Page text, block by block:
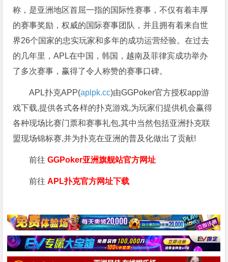
称，是亚洲地区首屈一指的国际性赛事，不仅有着丰厚
的赛事奖励，权威的国际赛事团队，并且拥有着来自世
界26个国家的忠实玩家和多年的成功运营经验。在过去
的几年里，APL在中国，韩国，越南及菲律宾成功举办
了多次赛事，赢得了令人称赞的赛事口碑。
APL扑克APP(aplpk.cc)由GGPoker官方授权app游
戏下载,提供各式各样的扑克游戏,为玩家们提供机会赢得
各种现场比赛门票和赛事礼包,其中当然包括亚洲扑克联
盟现场锦标赛,并为扑克在亚洲的普及化做出了贡献!
前往GGPoker亚洲旗舰站官方网址
前往APL扑克官方网址下载